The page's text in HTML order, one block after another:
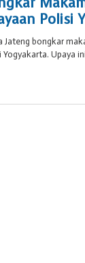
Polisi
Jateng bongkar
Yogyakarta. Upaya